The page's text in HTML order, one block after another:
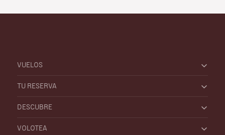
VUELOS
TU RESERVA
DESCUBRE
VOLOTEA